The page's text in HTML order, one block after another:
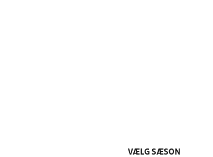
VÆLG SÆSON